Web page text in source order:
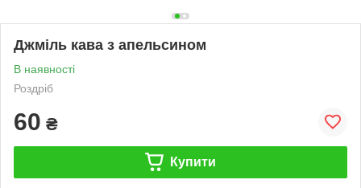
Джміль кава з апельсином
В наявності
Роздріб
60 ₴
Купити